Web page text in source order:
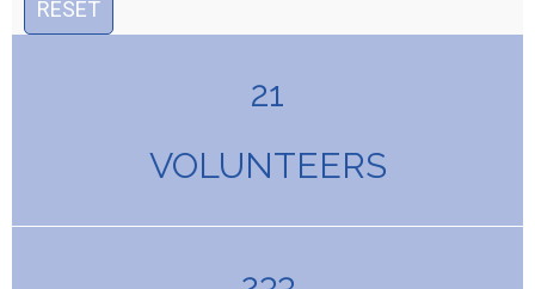
21
VOLUNTEERS